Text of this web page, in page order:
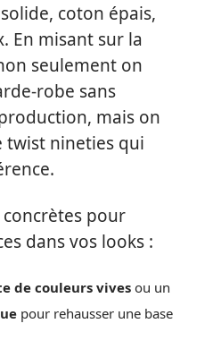
coton épais,
En misant sur la
seulement on
robe sans
mais on
twist nineties qui
pour
dans vos looks :
de couleurs vives ou un
pour rehausser une base